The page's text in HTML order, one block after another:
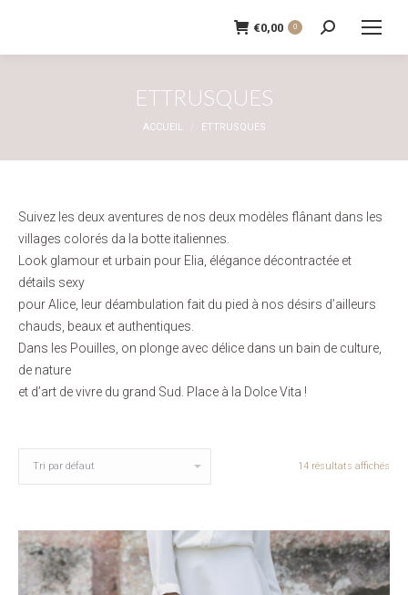
€0,00 0
Recherche
:
ETTRUSQUES
Vous êtes ici :
ACCUEIL ETTRUSQUES
Suivez les deux aventures de nos deux modèles flânant dans les
villages colorés da la botte italiennes.
Look glamour et urbain pour Elia, élégance décontractée et
détails sexy
pour Alice, leur déambulation fait du pied à nos désirs d’ailleurs
chauds, beaux et authentiques.
Dans les Pouilles, on plonge avec délice dans un bain de culture,
de nature
et d’art de vivre du grand Sud. Place à la Dolce Vita !
14 résultats affichés